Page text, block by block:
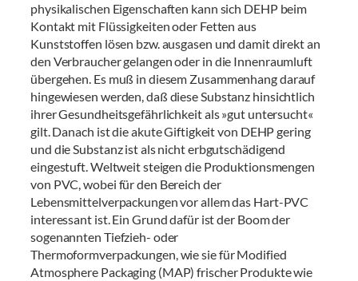
physikalischen Eigenschaften kann sich DEHP beim
Kontakt mit Flüssigkeiten oder Fetten aus
Kunststoffen lösen bzw. ausgasen und damit direkt an
den Verbraucher gelangen oder in die Innenraumluft
übergehen. Es muß in diesem Zusammenhang darauf
hingewiesen werden, daß diese Substanz hinsichtlich
ihrer Gesundheitsgefährlichkeit als »gut untersucht«
gilt. Danach ist die akute Giftigkeit von DEHP gering
und die Substanz ist als nicht erbgutschädigend
eingestuft. Weltweit steigen die Produktionsmengen
von PVC, wobei für den Bereich der
Lebensmittelverpackungen vor allem das Hart-PVC
interessant ist. Ein Grund dafür ist der Boom der
sogenannten Tiefzieh- oder
Thermoformverpackungen, wie sie für Modified
Atmosphere Packaging (MAP) frischer Produkte wie